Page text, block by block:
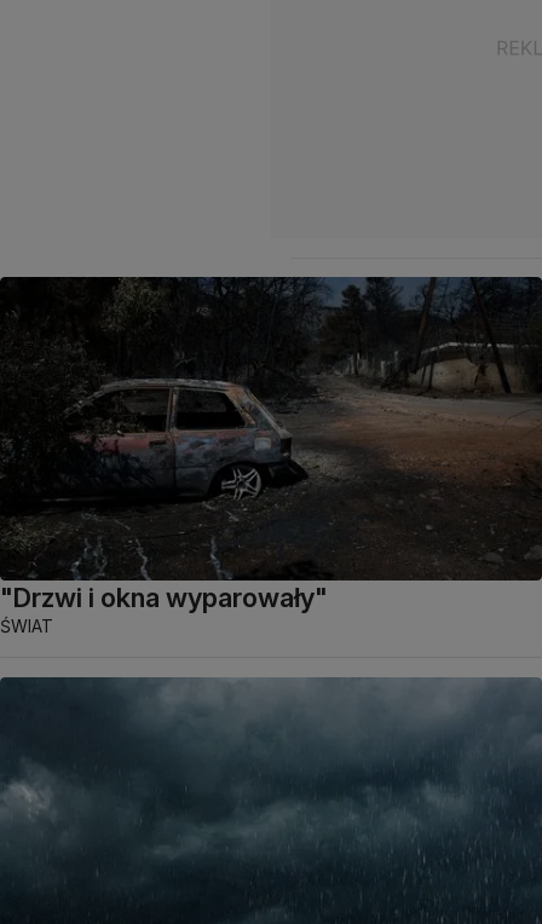
"Drzwi i okna wyparowały"
ŚWIAT